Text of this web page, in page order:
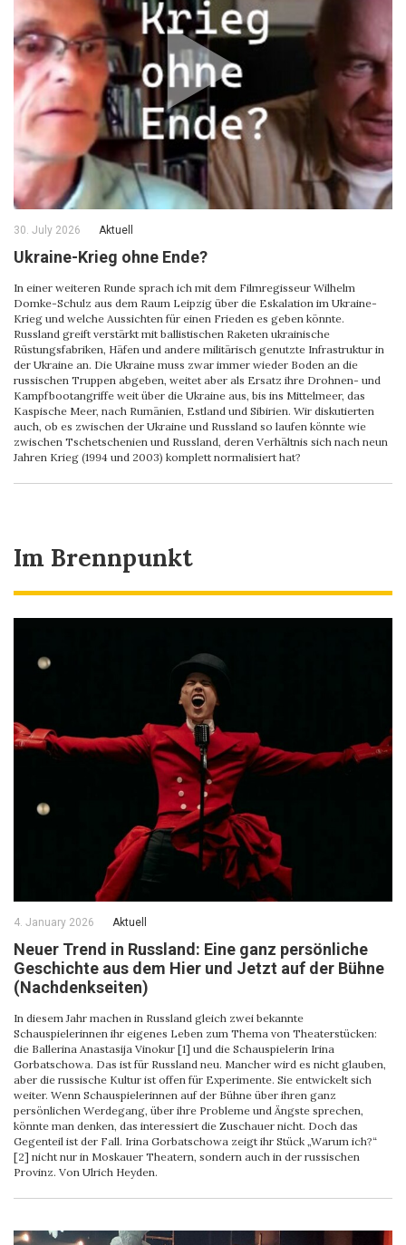
30. July 2026 Aktuell
Ukraine-Krieg ohne Ende?
In einer weiteren Runde sprach ich mit dem Filmregisseur Wilhelm
Domke-Schulz aus dem Raum Leipzig über die Eskalation im Ukraine-
Krieg und welche Aussichten für einen Frieden es geben könnte.
Russland greift verstärkt mit ballistischen Raketen ukrainische
Rüstungsfabriken, Häfen und andere militärisch genutzte Infrastruktur in
der Ukraine an. Die Ukraine muss zwar immer wieder Boden an die
russischen Truppen abgeben, weitet aber als Ersatz ihre Drohnen- und
Kampfbootangriffe weit über die Ukraine aus, bis ins Mittelmeer, das
Kaspische Meer, nach Rumänien, Estland und Sibirien. Wir diskutierten
auch, ob es zwischen der Ukraine und Russland so laufen könnte wie
zwischen Tschetschenien und Russland, deren Verhältnis sich nach neun
Jahren Krieg (1994 und 2003) komplett normalisiert hat?
Im Brennpunkt
4. January 2026 Aktuell
Neuer Trend in Russland: Eine ganz persönliche
Geschichte aus dem Hier und Jetzt auf der Bühne
(Nachdenkseiten)
In diesem Jahr machen in Russland gleich zwei bekannte
Schauspielerinnen ihr eigenes Leben zum Thema von Theaterstücken:
die Ballerina Anastasija Vinokur [1] und die Schauspielerin Irina
Gorbatschowa. Das ist für Russland neu. Mancher wird es nicht glauben,
aber die russische Kultur ist offen für Experimente. Sie entwickelt sich
weiter. Wenn Schauspielerinnen auf der Bühne über ihren ganz
persönlichen Werdegang, über ihre Probleme und Ängste sprechen,
könnte man denken, das interessiert die Zuschauer nicht. Doch das
Gegenteil ist der Fall. Irina Gorbatschowa zeigt ihr Stück „Warum ich?“
[2] nicht nur in Moskauer Theatern, sondern auch in der russischen
Provinz. Von Ulrich Heyden.